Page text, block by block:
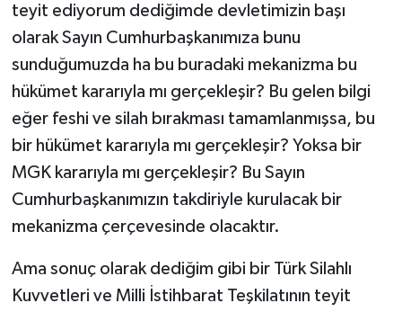
teyit ediyorum dediğimde devletimizin başı
olarak Sayın Cumhurbaşkanımıza bunu
sunduğumuzda ha bu buradaki mekanizma bu
hükümet kararıyla mı gerçekleşir? Bu gelen bilgi
eğer feshi ve silah bırakması tamamlanmışsa, bu
bir hükümet kararıyla mı gerçekleşir? Yoksa bir
MGK kararıyla mı gerçekleşir? Bu Sayın
Cumhurbaşkanımızın takdiriyle kurulacak bir
mekanizma çerçevesinde olacaktır.
Ama sonuç olarak dediğim gibi bir Türk Silahlı
Kuvvetleri ve Milli İstihbarat Teşkilatının teyit